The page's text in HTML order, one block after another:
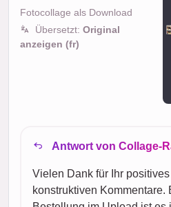
Fotocollage als Download
Übersetzt: Original
anzeigen (fr)
Antwort von Collage-
Vielen Dank für Ihr
konstruktiven Kommentare.